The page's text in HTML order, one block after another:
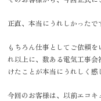
正直、本当にうれしかったで
もちろん仕事としてご依頼
れ以上に、数ある電気工事
けたことが本当にうれしく感
今回のお客様は、以前エコ